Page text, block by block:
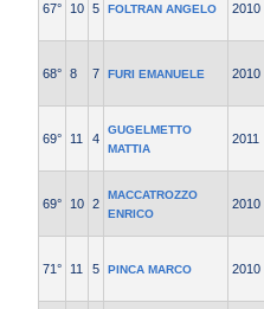
67° 10 5 FOLTRAN ANGELO 2010
68° 8 7 FURI EMANUELE 2010
69° 11 4
GUGELMETTO
MATTIA
2011
69° 10 2
MACCATROZZO
ENRICO
2010
71° 11 5 PINCA MARCO 2010